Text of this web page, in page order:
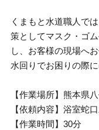
くまもと水道職人で
策としてマスク・ゴ
し、お客様の現場へ
水回りでお困りの際
【作業場所】熊本県
【依頼内容】浴室蛇
【作業時間】30分